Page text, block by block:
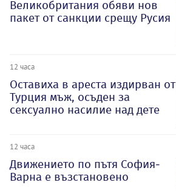
Великобритания обяви нов
пакет от санкции срещу Русия
12 часа
Оставиха в ареста издирван от
Турция мъж, осъден за
сексуално насилие над дете
12 часа
Движението по пътя София-
Варна е възстановено